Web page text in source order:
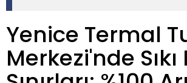
Yenice Termal
Merkezi'nde